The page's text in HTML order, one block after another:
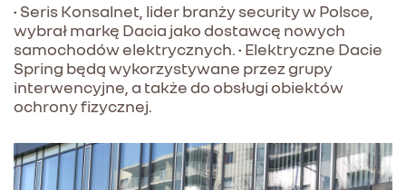
• Seris Konsalnet, lider branży security w Polsce,
wybrał markę Dacia jako dostawcę nowych
samochodów elektrycznych. • Elektryczne Dacie
Spring będą wykorzystywane przez grupy
interwencyjne, a także do obsługi obiektów
ochrony fizycznej.